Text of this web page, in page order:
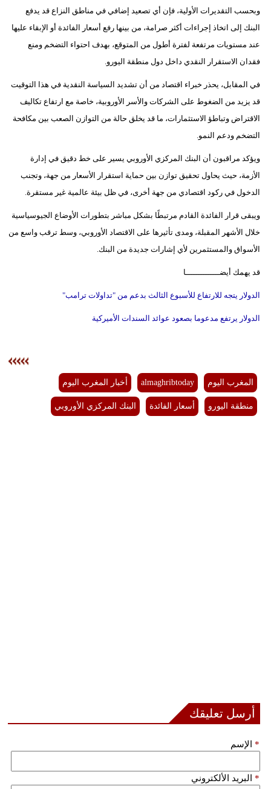
سيارات
وبحسب التقديرات الأولية، فإن أي تصعيد إضافي في مناطق النزاع قد يدفع
البنك إلى اتخاذ إجراءات أكثر صرامة، من بينها رفع أسعار الفائدة أو الإبقاء عليها
عند مستويات مرتفعة لفترة أطول من المتوقع، بهدف احتواء التضخم ومنع
فقدان الاستقرار النقدي داخل دول منطقة اليورو.
في المقابل، يحذر خبراء اقتصاد من أن تشديد السياسة النقدية في هذا التوقيت
قد يزيد من الضغوط على الشركات والأسر الأوروبية، خاصة مع ارتفاع تكاليف
الاقتراض وتباطؤ الاستثمارات، ما قد يخلق حالة من التوازن الصعب بين مكافحة
التضخم ودعم النمو.
ويؤكد مراقبون أن البنك المركزي الأوروبي يسير على خط دقيق في إدارة
الأزمة، حيث يحاول تحقيق توازن بين حماية استقرار الأسعار من جهة، وتجنب
الدخول في ركود اقتصادي من جهة أخرى، في ظل بيئة عالمية غير مستقرة.
ويبقى قرار الفائدة القادم مرتبطًا بشكل مباشر بتطورات الأوضاع الجيوسياسية
خلال الأشهر المقبلة، ومدى تأثيرها على الاقتصاد الأوروبي، وسط ترقب واسع من
الأسواق والمستثمرين لأي إشارات جديدة من البنك.
قد يهمك أيضــــــــــــــا
الدولار يتجه للارتفاع للأسبوع الثالث بدعم من "تداولات ترامب"
الدولار يرتفع مدعوما بصعود عوائد السندات الأميركية
المغرب اليوم almaghribtoday أخبار المغرب اليوم
منطقة اليورو أسعار الفائدة البنك المركزي الأوروبي
أرسل تعليقك
الإسم *
البريد الألكتروني *